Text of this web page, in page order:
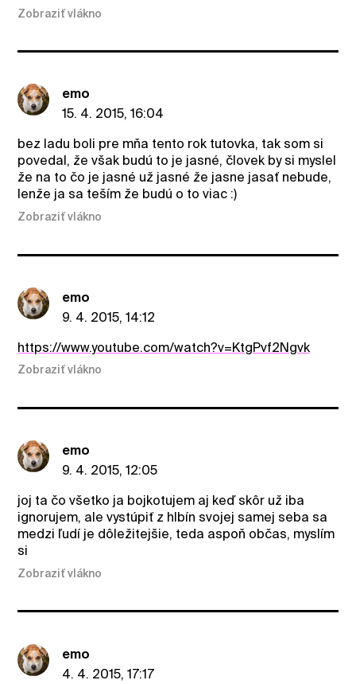
Zobraziť vlákno
emo
15. 4. 2015, 16:04
bez ladu boli pre mňa tento rok tutovka, tak som si
povedal, že však budú to je jasné, človek by si myslel
že na to čo je jasné už jasné že jasne jasať nebude,
lenže ja sa teším že budú o to viac :)
Zobraziť vlákno
emo
9. 4. 2015, 14:12
https://www.youtube.com/watch?v=KtgPvf2Ngvk
Zobraziť vlákno
emo
9. 4. 2015, 12:05
joj ta čo všetko ja bojkotujem aj keď skôr už iba
ignorujem, ale vystúpiť z hlbín svojej samej seba sa
medzi ľudí je dôležitejšie, teda aspoň občas, myslím
si
Zobraziť vlákno
emo
4. 4. 2015, 17:17